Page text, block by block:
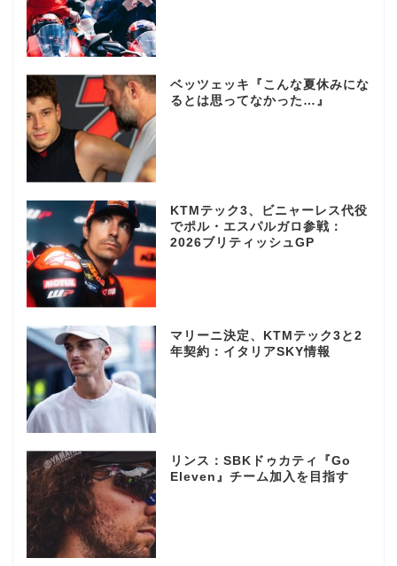
ベッツェッキ『こんな夏休みにな
るとは思ってなかった…』
KTMテック3、ビニャーレス代役
でポル・エスパルガロ参戦：
2026ブリティッシュGP
マリーニ決定、KTMテック3と2
年契約：イタリアSKY情報
リンス：SBKドゥカティ『Go
Eleven』チーム加入を目指す